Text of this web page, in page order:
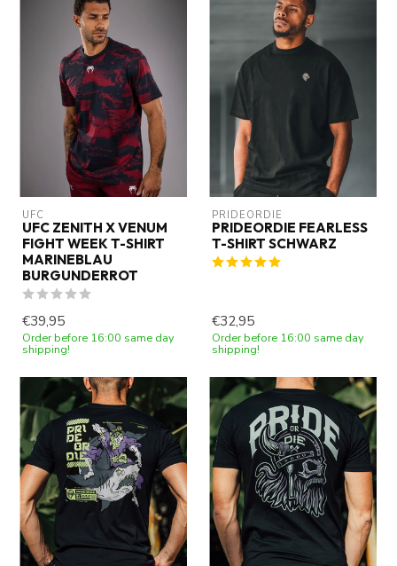
UFC
UFC ZENITH X VENUM
FIGHT WEEK T-SHIRT
MARINEBLAU
BURGUNDERROT
€39,95
Order before 16:00 same day
shipping!
PRIDEORDIE
PRIDEORDIE FEARLESS
T-SHIRT SCHWARZ
€32,95
Order before 16:00 same day
shipping!